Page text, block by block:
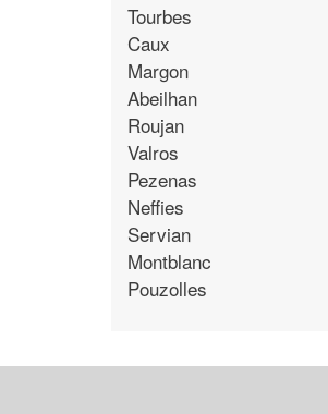
Tourbes
Caux
Margon
Abeilhan
Roujan
Valros
Pezenas
Neffies
Servian
Montblanc
Pouzolles